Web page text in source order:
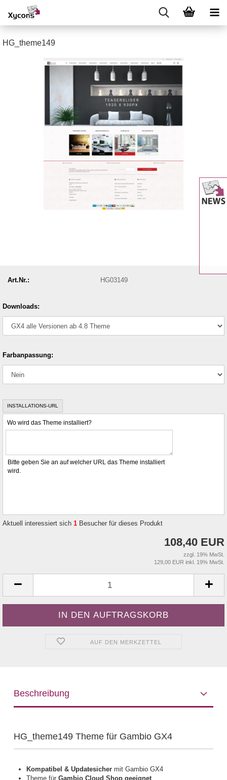
HG_theme149
Art.Nr.: HG03149
Downloads:
Farbanpassung:
INSTALLATIONS-URL
Wo wird das Theme installiert?
Bitte geben Sie an auf welcher URL das Theme installiert
wird.
Aktuell interessiert sich 1 Besucher für dieses Produkt
108,40 EUR
zzgl. 19% MwSt.
129,00 EUR inkl. 19% MwSt.
AUF DEN MERKZETTEL
Beschreibung
HG_theme149 Theme für Gambio GX4
Kompatibel & Updatesichermit Gambio GX4
Theme für Gambio Cloud Shop geeignet